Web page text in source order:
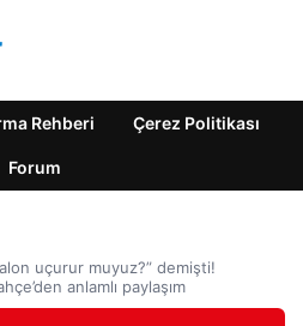
Rehberi Çerez Politikası
Forum
uçurur muyuz?” demişti!
anlamlı paylaşım